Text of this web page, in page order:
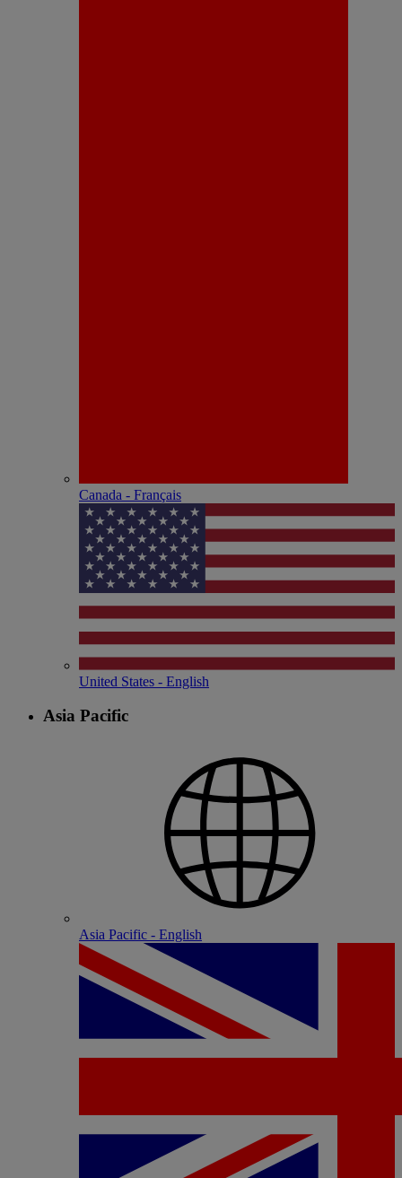
Canada - Français
United States - English
Asia Pacific
Asia Pacific - English